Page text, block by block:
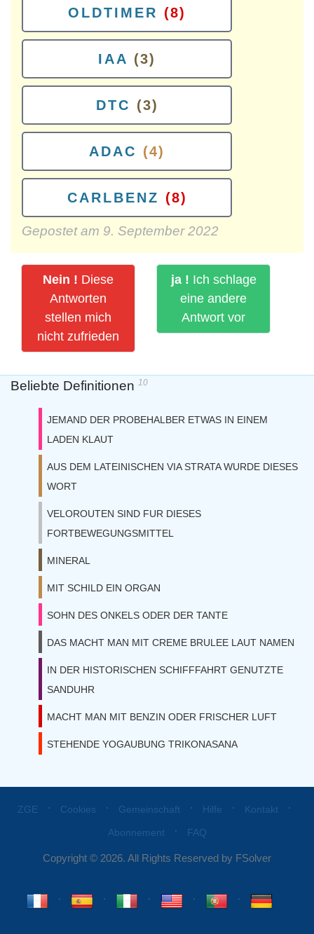
OLDTIMER (8)
IAA (3)
DTC (3)
ADAC (4)
CARLBENZ (8)
Gepostet am 9. September 2022
Nein ! Diese
Antworten
stellen mich
nicht zufrieden
ja ! Ich schlage
eine andere
Antwort vor
Beliebte Definitionen 10
JEMAND DER PROBEHALBER ETWAS IN EINEM
LADEN KLAUT
AUS DEM LATEINISCHEN VIA STRATA WURDE DIESES
WORT
VELOROUTEN SIND FUR DIESES
FORTBEWEGUNGSMITTEL
MINERAL
MIT SCHILD EIN ORGAN
SOHN DES ONKELS ODER DER TANTE
DAS MACHT MAN MIT CREME BRULEE LAUT NAMEN
IN DER HISTORISCHEN SCHIFFFAHRT GENUTZTE
SANDUHR
MACHT MAN MIT BENZIN ODER FRISCHER LUFT
STEHENDE YOGAUBUNG TRIKONASANA
ZGE ⋅ Cookies ⋅ Gemeinschaft ⋅ Hilfe ⋅ Kontakt ⋅
Abonnement ⋅ FAQ
Copyright © 2026. All Rights Reserved by FSolver
⋅ ⋅ ⋅ ⋅ ⋅